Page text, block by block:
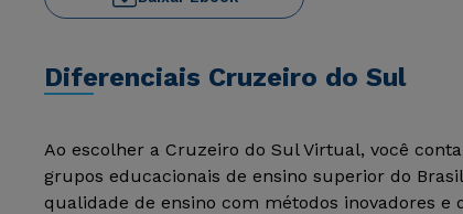
Diferenciais Cruzeiro do Sul
Ao escolher a Cruzeiro do Sul Virtual, você
grupos educacionais de ensino superior do
qualidade de ensino com métodos inovadores